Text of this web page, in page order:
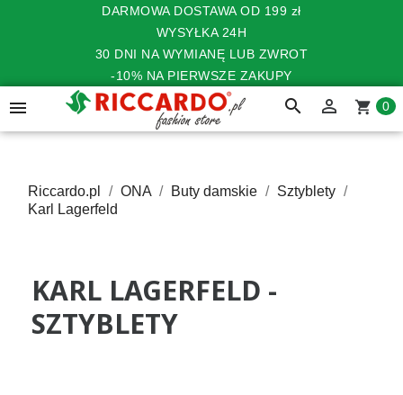
DARMOWA DOSTAWA OD 199 zł
WYSYŁKA 24H
30 DNI NA WYMIANĘ LUB ZWROT
-10% NA PIERWSZE ZAKUPY
 search  shopping_cart 0
Riccardo.pl ONA Buty damskie
Sztyblety
Karl Lagerfeld
KARL LAGERFELD -
SZTYBLETY